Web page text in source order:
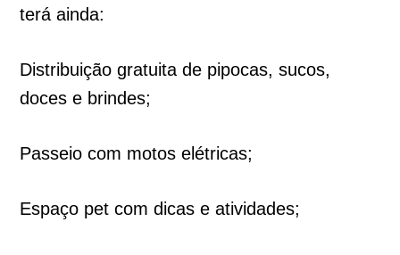
terá ainda:
Distribuição gratuita de pipocas, sucos,
doces e brindes;
Passeio com motos elétricas;
Espaço pet com dicas e atividades;